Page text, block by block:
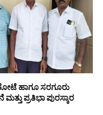
ಹಾಗೂ ಸರಗೂರು
ಪ್ರತಿಭಾ ಪುರಸ್ಕಾರ